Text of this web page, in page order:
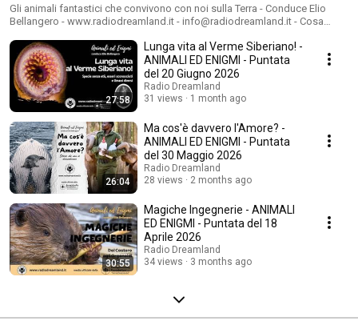
Gli animali fantastici che convivono con noi sulla Terra - Conduce Elio
Bellangero - www.radiodreamland.it - info@radiodreamland.it - Cosa
grande Mistero che la Natura rappresenta ci porta in viaggio ai confini
della zoologia, tra enigmi e meraviglie: miti, leggende, fossili viventi,
creature sconosciute o impossibili e l'incredibile sapienza degli animali
non umani.
27:58
Lunga vita al Verme Siberiano! -
ANIMALI ED ENIGMI - Puntata
del 20 Giugno 2026
Radio Dreamland
31 views
1 month ago
26:04
Ma cos'è davvero l'Amore? -
ANIMALI ED ENIGMI - Puntata
del 30 Maggio 2026
Radio Dreamland
28 views
2 months ago
30:55
Magiche Ingegnerie - ANIMALI
ED ENIGMI - Puntata del 18
Aprile 2026
Radio Dreamland
34 views
3 months ago